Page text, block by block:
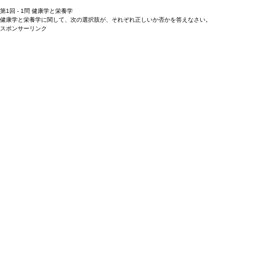
第1回 - 1問 健康学と栄養学
健康学と栄養学に関して、次の選択肢が、それぞれ正しいか否かを答えなさい。
スポンサーリンク